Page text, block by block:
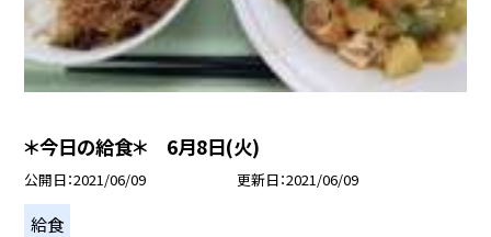
＊今日の給食＊ 6月8日(火)
公開日 2021/06/09 更新日 2021/06/09
給食